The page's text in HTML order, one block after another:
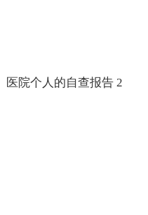
医院个人的自查报告 2